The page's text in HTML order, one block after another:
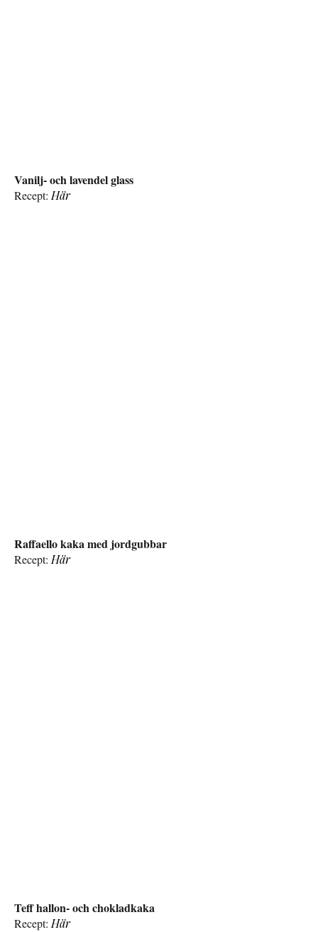
Vanilj- och lavendel glass
Recept: Här
Raffaello kaka med jordgubbar
Recept: Här
Teff hallon- och chokladkaka
Recept: Här